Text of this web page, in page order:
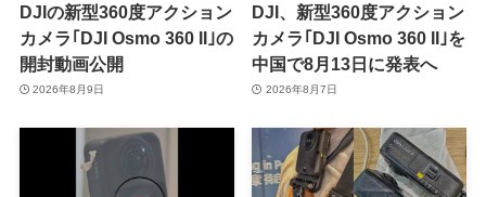
DJIの新型360度アクション
カメラ｢DJI Osmo 360 II｣の
開封動画公開
2026年8月9日
DJI、新型360度アクション
カメラ｢DJI Osmo 360 II｣を
中国で8月13日に発表へ
2026年8月7日